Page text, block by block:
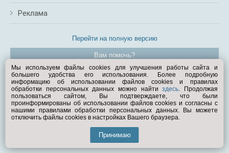
Реклама
Перейти на полную версию
Вам помочь?
© Exist.ru 1998—2026
Мы используем файлы cookies для улучшения работы сайта и
большего удобства его использования. Более подробную
информацию об использовании файлов cookies и правилах
обработки персональных данных можно найтиздесь. Продолжая
пользоваться сайтом, Вы подтверждаете, что были
проинформированы об использовании файлов cookies и согласны с
нашими правилами обработки персональных данных. Вы можете
отключить файлы cookies в настройках Вашего браузера.
Принимаю